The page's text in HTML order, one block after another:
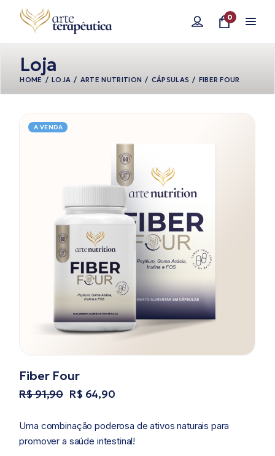
conteúdo
0
Loja
HOME LOJA ARTE NUTRITION CÁPSULAS FIBER FOUR
A VENDA
Fiber Four
R$91,90
O
original
era:
R$ 91,90.
R$ 64,90
O
atual
é:
R$ 64,90.
Uma combinação poderosa de ativos naturais para
promover a saúde intestinal!